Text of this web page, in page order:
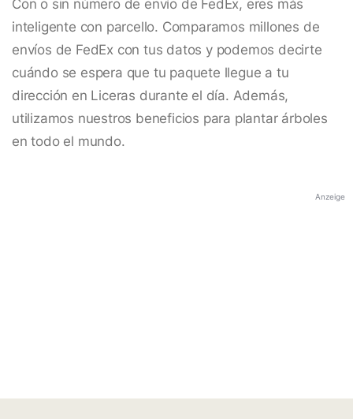
Con o sin número de envío de FedEx, eres más
inteligente con parcello. Comparamos millones de
envíos de FedEx con tus datos y podemos decirte
cuándo se espera que tu paquete llegue a tu
dirección en Liceras durante el día. Además,
utilizamos nuestros beneficios para plantar árboles
en todo el mundo.
Anzeige